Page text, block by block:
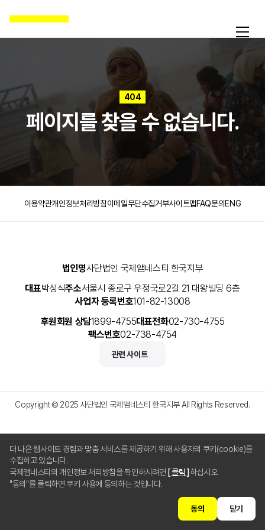
404
페이지를 찾을 수 없습니다.
이용약관개인정보처리방침이메일무단수집거부사이트맵FAQ문의 ENG
법인명사단법인 국제앰네스티 한국지부
대표박성식주소서울시 종로구 우정국로2길 21 대왕빌딩 6층
사업자 등록번호101-82-13008
후원회원 상담1899-4755대표전화02-730-4755
팩스번호02-738-4754
관련 사이트
Copyright © 2025 사단법인 국제앰네스티 한국지부 All Rights Reserved.
더 나은 웹사이트 경험과 맞춤 서비스를 제공하기 위해 사용자의 쿠키(cookie)를
수집하고 있습니다.
국제앰네스티의 개인정보 처리방침을 확인하시려면 [ 클릭 ] 하십시오.
"동의"를 클릭하면 쿠키 사용에 동의하는 것입니다.
동의 닫기